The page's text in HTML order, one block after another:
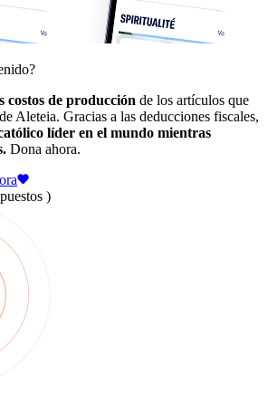
costos de producción de los artículos que
Aleteia. Gracias a las deducciones fiscales,
líder en el mundo mientras
Dona ahora.
)